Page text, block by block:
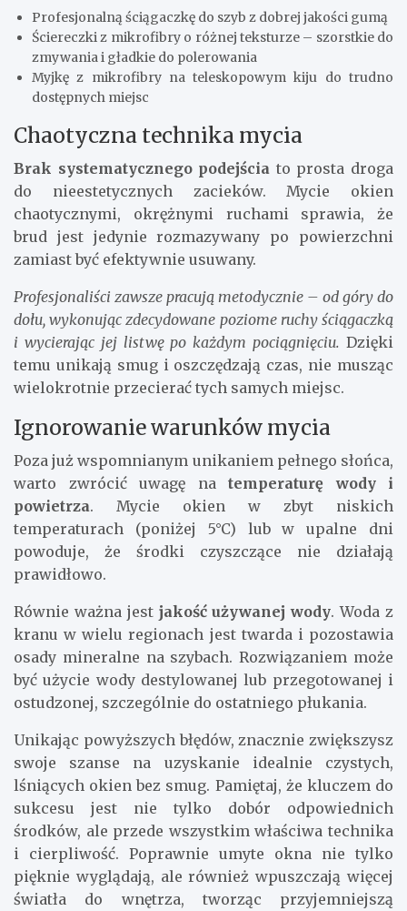
Profesjonalną ściągaczkę do szyb z dobrej jakości gumą
Ściereczki z mikrofibry o różnej teksturze – szorstkie do
zmywania i gładkie do polerowania
Myjkę z mikrofibry na teleskopowym kiju do trudno
dostępnych miejsc
Chaotyczna technika mycia
Brak systematycznego podejścia to prosta droga
do nieestetycznych zacieków. Mycie okien
chaotycznymi, okrężnymi ruchami sprawia, że
brud jest jedynie rozmazywany po powierzchni
zamiast być efektywnie usuwany.
Profesjonaliści zawsze pracują metodycznie – od góry do
dołu, wykonując zdecydowane poziome ruchy ściągaczką
i wycierając jej listwę po każdym pociągnięciu. Dzięki
temu unikają smug i oszczędzają czas, nie musząc
wielokrotnie przecierać tych samych miejsc.
Ignorowanie warunków mycia
Poza już wspomnianym unikaniem pełnego słońca,
warto zwrócić uwagę na temperaturę wody i
powietrza. Mycie okien w zbyt niskich
temperaturach (poniżej 5°C) lub w upalne dni
powoduje, że środki czyszczące nie działają
prawidłowo.
Równie ważna jest jakość używanej wody. Woda z
kranu w wielu regionach jest twarda i pozostawia
osady mineralne na szybach. Rozwiązaniem może
być użycie wody destylowanej lub przegotowanej i
ostudzonej, szczególnie do ostatniego płukania.
Unikając powyższych błędów, znacznie zwiększysz
swoje szanse na uzyskanie idealnie czystych,
lśniących okien bez smug. Pamiętaj, że kluczem do
sukcesu jest nie tylko dobór odpowiednich
środków, ale przede wszystkim właściwa technika
i cierpliwość. Poprawnie umyte okna nie tylko
pięknie wyglądają, ale również wpuszczają więcej
światła do wnętrza, tworząc przyjemniejszą